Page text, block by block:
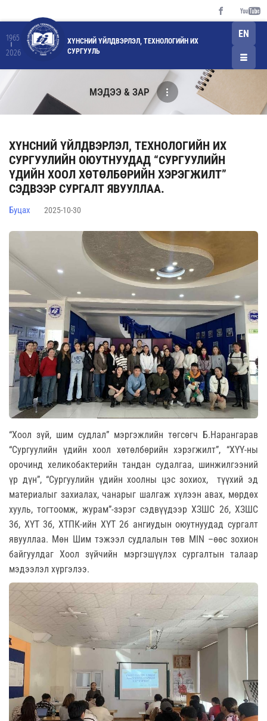
1965
2026
ХҮНСНИЙ ҮЙЛДВЭРЛЭЛ, ТЕХНОЛОГИЙН ИХ
СУРГУУЛЬ
EN
МЭДЭЭ & ЗАР
ХҮНСНИЙ ҮЙЛДВЭРЛЭЛ, ТЕХНОЛОГИЙН ИХ
СУРГУУЛИЙН ОЮУТНУУДАД “СУРГУУЛИЙН
ҮДИЙН ХООЛ ХӨТӨЛБӨРИЙН ХЭРЭГЖИЛТ”
СЭДВЭЭР СУРГАЛТ ЯВУУЛЛАА.
Буцах 2025-10-30
“Хоол зүй, шим судлал” мэргэжлийн төгсөгч Б.Нарангарав
“Сургуулийн үдийн хоол хөтөлбөрийн хэрэгжилт”, “ХҮҮ-ны
орочинд хеликобактерийн тандан судалгаа, шинжилгээний
үр дүн”, “Сургуулийн үдийн хоолны цэс зохиох,
түүхий эд
материалыг захиалах, чанарыг шалгаж хүлээн авах, мөрдөх
хууль, тогтоомж, журам”-зэрэг сэдвүүдээр ХЗШС 2б, ХЗШС
3б, ХҮТ 3б, ХТПК-ийн ХҮТ 2б ангиудын оюутнуудад сургалт
явууллаа. Мөн Шим тэжээл судлалын төв MIN –өөс зохион
байгуулдаг Хоол зүйчийн мэргэшүүлэх сургалтын талаар
мэдээлэл хүргэлээ.